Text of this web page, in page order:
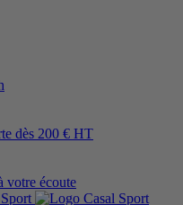
dès 200 € HT
votre écoute